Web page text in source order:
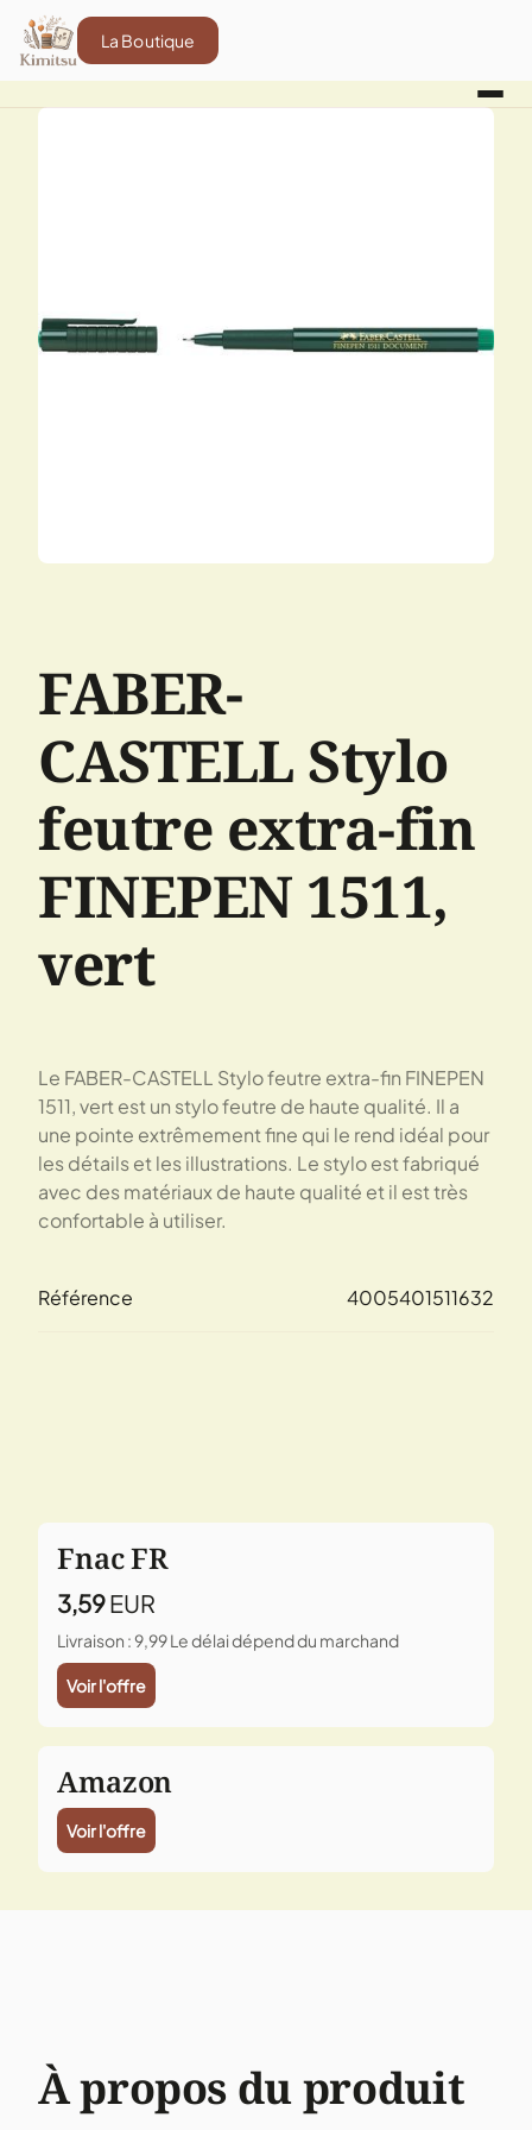
La Boutique
FABER-
CASTELL Stylo
feutre extra-fin
FINEPEN 1511,
vert
Le FABER-CASTELL Stylo feutre extra-fin FINEPEN
1511, vert est un stylo feutre de haute qualité. Il a
une pointe extrêmement fine qui le rend idéal pour
les détails et les illustrations. Le stylo est fabriqué
avec des matériaux de haute qualité et il est très
confortable à utiliser.
Référence 4005401511632
Fnac FR
3,59EUR
Livraison : 9,99Le délai dépend du marchand
Voir l'offre
Amazon
Voir l'offre
À propos du produit